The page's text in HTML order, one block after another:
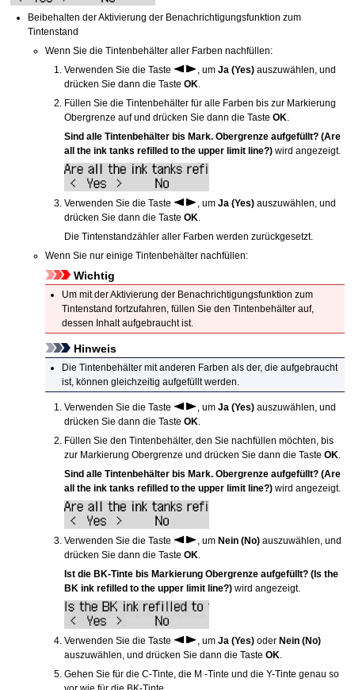
Beibehalten der Aktivierung der Benachrichtigungsfunktion zum
Tintenstand
Wenn Sie die Tintenbehälter aller Farben nachfüllen:
Verwenden Sie die Taste
, um Ja (Yes)auszuwählen, und
drücken Sie dann die Taste OK
Füllen Sie die Tintenbehälter für alle Farben bis zur Markierung
Obergrenze auf und drücken Sie dann die Taste OK
Sind alle Tintenbehälter bis Mark. Obergrenze aufgefüllt? (Are
all the ink tanks refilled to the upper limit line?)wird angezeigt.
Verwenden Sie die Taste , um Ja (Yes)auszuwählen, und
drücken Sie dann die Taste OK
Die Tintenstandzähler aller Farben werden zurückgesetzt.
Wenn Sie nur einige Tintenbehälter nachfüllen:
Wichtig
Um mit der Aktivierung der Benachrichtigungsfunktion zum
Tintenstand fortzufahren, füllen Sie den Tintenbehälter auf,
dessen Inhalt aufgebraucht ist.
Hinweis
Die Tintenbehälter mit anderen Farben als der, die aufgebraucht
ist, können gleichzeitig aufgefüllt werden.
Verwenden Sie die Taste , um Ja (Yes)auszuwählen, und
drücken Sie dann die Taste OK.
Füllen Sie den Tintenbehälter, den Sie nachfüllen möchten, bis
zur Markierung Obergrenze und drücken Sie dann die Taste OK.
Sind alle Tintenbehälter bis Mark. Obergrenze aufgefüllt? (Are
all the ink tanks refilled to the upper limit line?)wird angezeigt.
Verwenden Sie die Taste , um Nein (No)auszuwählen, und
drücken Sie dann die Taste OK.
Ist die BK-Tinte bis Markierung Obergrenze aufgefüllt? (Is the
BK ink refilled to the upper limit line?)wird angezeigt.
Verwenden Sie die Taste , um Ja (Yes)oder Nein (No)
auszuwählen, und drücken Sie dann die Taste OK.
Gehen Sie für die C-Tinte, die M -Tinte und die Y-Tinte genau so